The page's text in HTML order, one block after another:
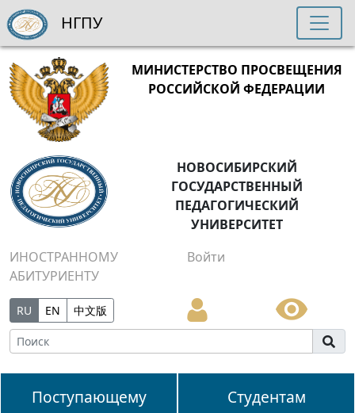
МИНИСТЕРСТВО ПРОСВЕЩЕНИЯ
РОССИЙСКОЙ ФЕДЕРАЦИИ
НОВОСИБИРСКИЙ
ГОСУДАРСТВЕННЫЙ
ПЕДАГОГИЧЕСКИЙ
УНИВЕРСИТЕТ
ИНОСТРАННОМУ
АБИТУРИЕНТУ
Войти
RU EN 中文版
Поступающему Студентам
НГПУ